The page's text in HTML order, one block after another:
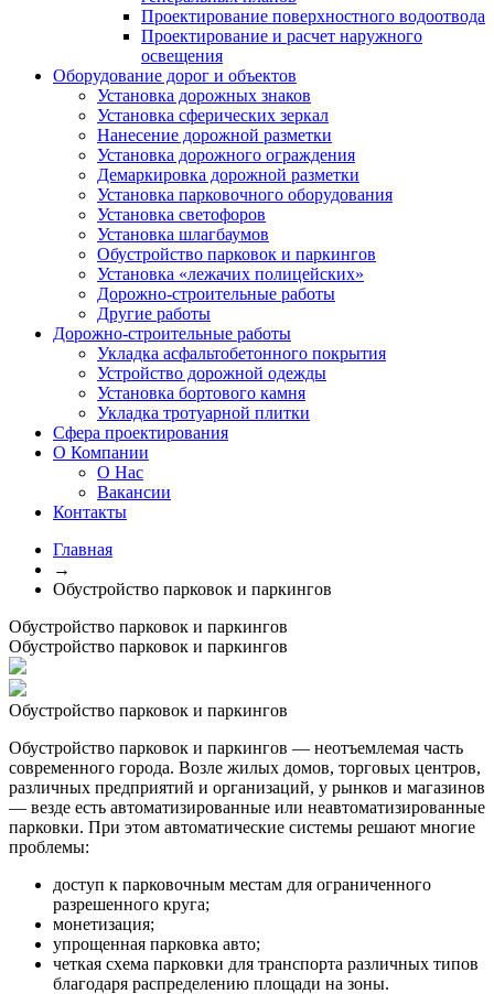
Проектирование поверхностного водоотвода
Проектирование и расчет наружного
освещения
Оборудование дорог и объектов
Установка дорожных знаков
Установка сферических зеркал
Нанесение дорожной разметки
Установка дорожного ограждения
Демаркировка дорожной разметки
Установка парковочного оборудования
Установка светофоров
Установка шлагбаумов
Обустройство парковок и паркингов
Установка «лежачих полицейских»
Дорожно-строительные работы
Другие работы
Дорожно-строительные работы
Укладка асфальтобетонного покрытия
Устройство дорожной одежды
Установка бортового камня
Укладка тротуарной плитки
Сфера проектирования
О Компании
О Нас
Вакансии
Контакты
Главная
→
Обустройство парковок и паркингов
Обустройство парковок и паркингов
Обустройство парковок и паркингов
Обустройство парковок и паркингов
Обустройство парковок и паркингов — неотъемлемая часть
современного города. Возле жилых домов, торговых центров,
различных предприятий и организаций, у рынков и магазинов
— везде есть автоматизированные или неавтоматизированные
парковки. При этом автоматические системы решают многие
проблемы:
доступ к парковочным местам для ограниченного
разрешенного круга;
монетизация;
упрощенная парковка авто;
четкая схема парковки для транспорта различных типов
благодаря распределению площади на зоны.